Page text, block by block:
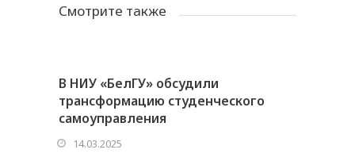
Смотрите также
В НИУ «БелГУ» обсудили
трансформацию студенческого
самоуправления
14.03.2025